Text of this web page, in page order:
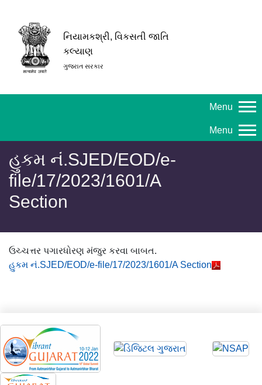
નિયામકશ્રી, વિકસતી જાતિ
કલ્યાણ
ગુજરાત સરકાર
Menu
Menu
હુકમ નં.SJED/EOD/e-
file/17/2023/1601/A
Section
ઉચ્ચત્તર પગારધોરણ મંજુર કરવા બાબત.
હુકમ નં.SJED/EOD/e-file/17/2023/1601/A Section